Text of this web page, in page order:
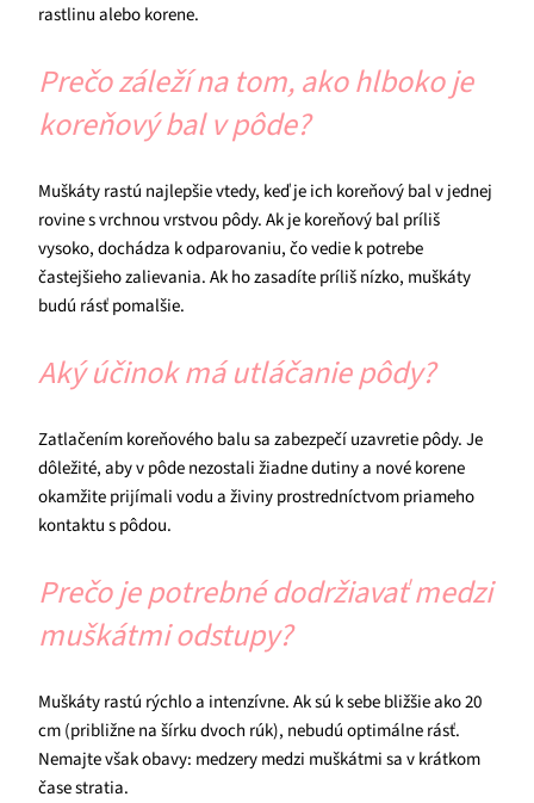
rastlinu alebo korene.
Prečo záleží na tom, ako hlboko je
koreňový bal v pôde?
Muškáty rastú najlepšie vtedy, keď je ich koreňový bal v jednej
rovine s vrchnou vrstvou pôdy. Ak je koreňový bal príliš
vysoko, dochádza k odparovaniu, čo vedie k potrebe
častejšieho zalievania. Ak ho zasadíte príliš nízko, muškáty
budú rásť pomalšie.
Aký účinok má utláčanie pôdy?
Zatlačením koreňového balu sa zabezpečí uzavretie pôdy. Je
dôležité, aby v pôde nezostali žiadne dutiny a nové korene
okamžite prijímali vodu a živiny prostredníctvom priameho
kontaktu s pôdou.
Prečo je potrebné dodržiavať medzi
muškátmi odstupy?
Muškáty rastú rýchlo a intenzívne. Ak sú k sebe bližšie ako 20
cm (približne na šírku dvoch rúk), nebudú optimálne rásť.
Nemajte však obavy: medzery medzi muškátmi sa v krátkom
čase stratia.